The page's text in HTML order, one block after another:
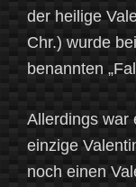
der heilige
Chr.) wurde
benannten
Allerdings war
einzige
noch einen